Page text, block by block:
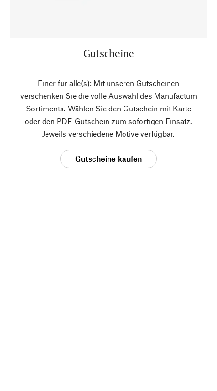
Gutscheine
Einer für alle(s): Mit unseren Gutscheinen
verschenken Sie die volle Auswahl des Manufactum
Sortiments. Wählen Sie den Gutschein mit Karte
oder den PDF-Gutschein zum sofortigen Einsatz.
Jeweils verschiedene Motive verfügbar.
Gutscheine kaufen